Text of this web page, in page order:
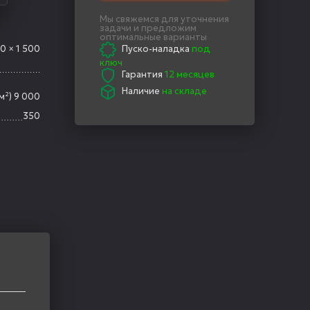
× 1 500
9 000
350
Мы свяжемся для уточнения
задачи и предложим
оптимальные варианты
Пуско-наладка под
ключ
Гарантия 12 месяцев
Наличие на складе